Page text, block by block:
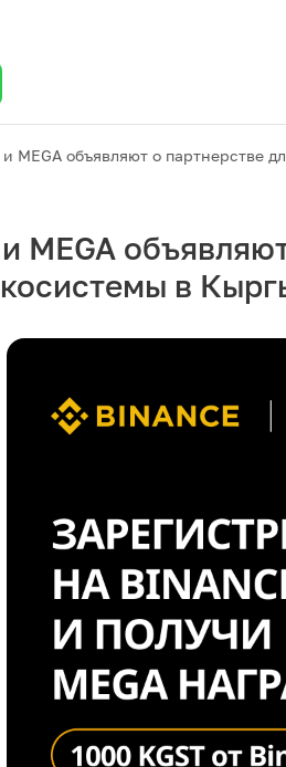
Новости
MEGA объявляют о партнерстве
MEGA
в